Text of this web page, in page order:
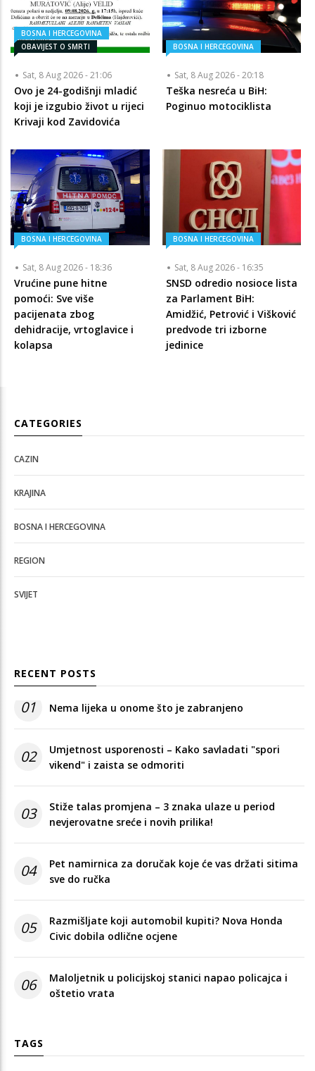
BOSNA I HERCEGOVINA
OBAVIJEST O SMRTI
Sat, 8 Aug 2026 - 21:06
Ovo je 24-godišnji mladić
koji je izgubio život u rijeci
Krivaji kod Zavidovića
BOSNA I HERCEGOVINA
Sat, 8 Aug 2026 - 20:18
Teška nesreća u BiH:
Poginuo motociklista
BOSNA I HERCEGOVINA
Sat, 8 Aug 2026 - 18:36
Vrućine pune hitne
pomoći: Sve više
pacijenata zbog
dehidracije, vrtoglavice i
kolapsa
BOSNA I HERCEGOVINA
Sat, 8 Aug 2026 - 16:35
SNSD odredio nosioce lista
za Parlament BiH:
Amidžić, Petrović i Višković
predvode tri izborne
jedinice
CATEGORIES
CAZIN
KRAJINA
BOSNA I HERCEGOVINA
REGION
SVIJET
RECENT POSTS
01 Nema lijeka u onome što je zabranjeno
02
Umjetnost usporenosti – Kako savladati "spori
vikend" i zaista se odmoriti
03
Stiže talas promjena – 3 znaka ulaze u period
nevjerovatne sreće i novih prilika!
04
Pet namirnica za doručak koje će vas držati sitima
sve do ručka
05
Razmišljate koji automobil kupiti? Nova Honda
Civic dobila odlične ocjene
06
Maloljetnik u policijskoj stanici napao policajca i
oštetio vrata
TAGS